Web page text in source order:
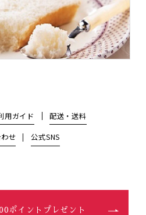
用ガイド 配送・送料
せ 公式SNS
ポイントプレゼント